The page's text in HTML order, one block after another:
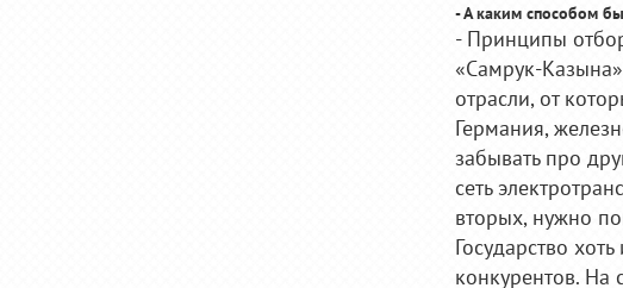
- А каким способом
- Принципы
«Самрук-
отрасли, от
Германия,
забывать про
сеть
вторых, нужно
Государство
конкурентов. На